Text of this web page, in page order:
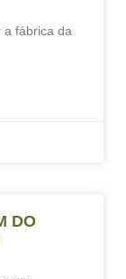
a fábrica da
DO